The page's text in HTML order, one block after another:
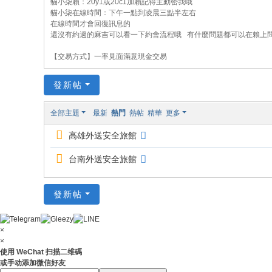
貓
小
喝
網
站
貓小柒賴：20y1或20c1加賴記得主動密我哦
貓小柒在線時間：下午一點到凌晨三點半左右
在線時間才會回復訊息的
還沒有約過的麻吉可以看一下約會流程哦 有什麼問題都可以在賴上
【交易方式】一率見面滿意現金交易
發新帖
全部主題 最新 熱門 熱帖 精華 更多
高雄外送安全旅館
台南外送安全旅館
發新帖
×
×
使用 WeChat 扫描二维碼
或手动添加微信好友